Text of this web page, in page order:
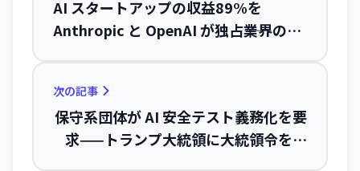
AI スタートアップの収益89%を
Anthropic と OpenAI が独占――業界の二
次の記事
保守系団体が AI 安全テスト義務化を要
求——トランプ大統領に大統領令を呼